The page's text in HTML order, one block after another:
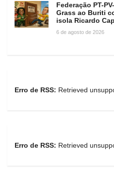
Federação PT-
Grass ao Buriti
isola Ricardo
6 de agosto de 2026
Erro de RSS: Retrieved
Erro de RSS: Retrieved